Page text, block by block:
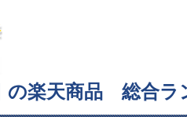
の楽天商品 総合ラ